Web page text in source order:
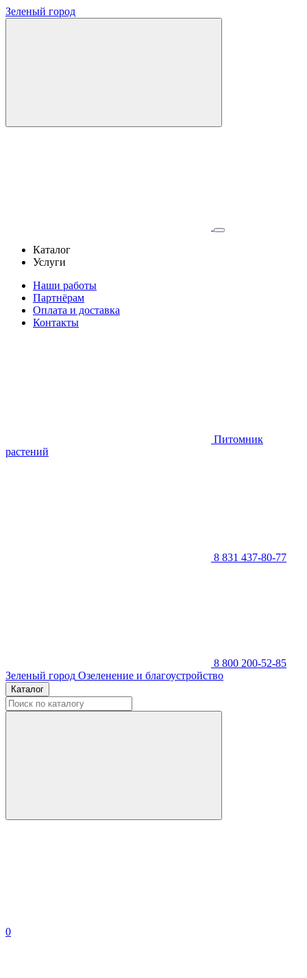
Зеленый город
Каталог
Услуги
Наши работы
Партнёрам
Оплата и доставка
Контакты
Питомник
растений
8 831 437-80-77
8 800 200-52-85
Зеленый город Озеленение и благоустройство
Каталог
0